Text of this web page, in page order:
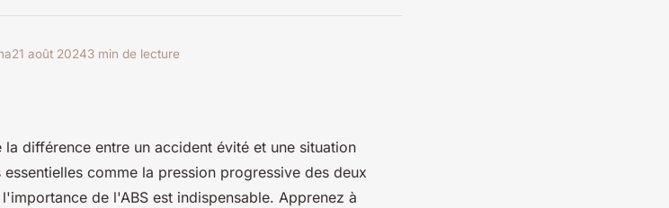
21 août 20243 min de lecture
différence entre un accident évité et une situation
comme la pression progressive des deux
de l'ABS est indispensable. Apprenez à